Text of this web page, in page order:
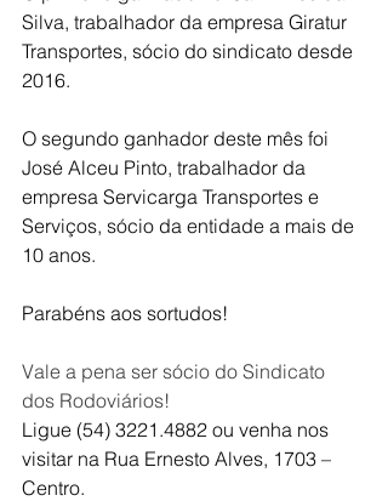
Silva, trabalhador da empresa Giratur
Transportes, sócio do sindicato desde
2016.
O segundo ganhador deste mês foi
José Alceu Pinto, trabalhador da
empresa Servicarga Transportes e
Serviços, sócio da entidade a mais de
10 anos.
Parabéns aos sortudos!
Vale a pena ser sócio do Sindicato
dos Rodoviários!
Ligue (54) 3221.4882 ou venha nos
visitar na Rua Ernesto Alves, 1703 –
Centro.